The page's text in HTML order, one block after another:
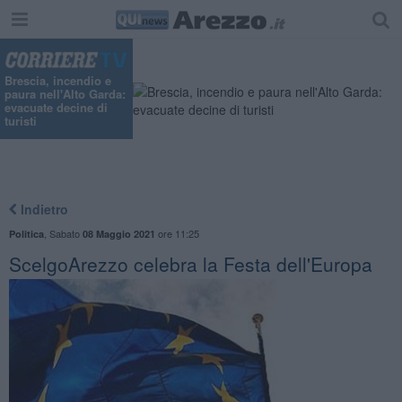
Brescia, incendio e
paura nell'Alto Garda:
evacuate decine di
turisti
Indietro
Politica Sabato 08 Maggio 2021 ore 11:25
ScelgoArezzo celebra la Festa dell'Europa